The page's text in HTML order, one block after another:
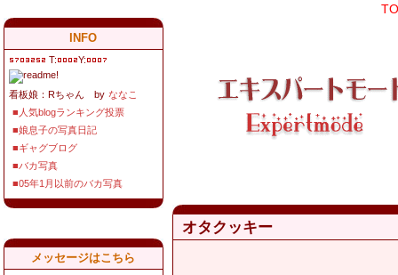
オタクッキー
INFO
T: Y:
看板娘：Rちゃん by ななこ
■人気blogランキング投票
■娘息子の写真日記
■ギャグブログ
■バカ写真
■05年1月以前のバカ写真
メッセージはこちら